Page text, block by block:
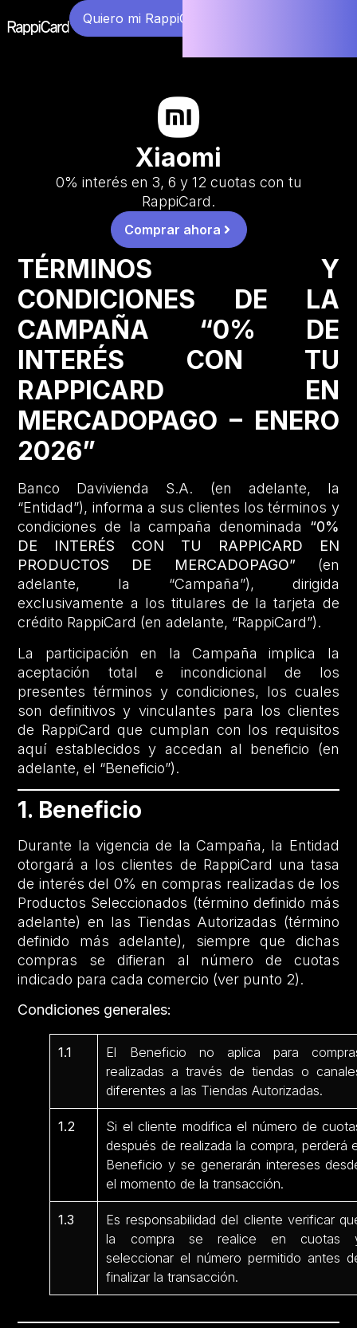
Quiero mi RappiCard
Xiaomi
0% interés en 3, 6 y 12 cuotas con tu
RappiCard.
Comprar ahora
TÉRMINOS Y
CONDICIONES DE LA
CAMPAÑA “0% DE
INTERÉS CON TU
RAPPICARD EN
MERCADOPAGO – ENERO
2026”
Banco Davivienda S.A. (en adelante, la
“Entidad”), informa a sus clientes los términos y
condiciones de la campaña denominada “0%
DE INTERÉS CON TU RAPPICARD EN
PRODUCTOS DE MERCADOPAGO” (en
adelante, la “Campaña”), dirigida
exclusivamente a los titulares de la tarjeta de
crédito RappiCard (en adelante, “RappiCard”).
La participación en la Campaña implica la
aceptación total e incondicional de los
presentes términos y condiciones, los cuales
son definitivos y vinculantes para los clientes
de RappiCard que cumplan con los requisitos
aquí establecidos y accedan al beneficio (en
adelante, el “Beneficio”).
1. Beneficio
Durante la vigencia de la Campaña, la Entidad
otorgará a los clientes de RappiCard una tasa
de interés del 0% en compras realizadas de los
Productos Seleccionados (término definido más
adelante) en las Tiendas Autorizadas (término
definido más adelante), siempre que dichas
compras se difieran al número de cuotas
indicado para cada comercio (ver punto 2).
Condiciones generales:
1.1
El Beneficio no aplica para
realizadas a través de tiendas o
diferentes a las Tiendas Autorizadas.
1.2
Si el cliente modifica el número de
después de realizada la compra, perderá
Beneficio y se generarán intereses
el momento de la transacción.
1.3
Es responsabilidad del cliente verificar
la compra se realice en cuotas
seleccionar el número permitido antes
finalizar la transacción.